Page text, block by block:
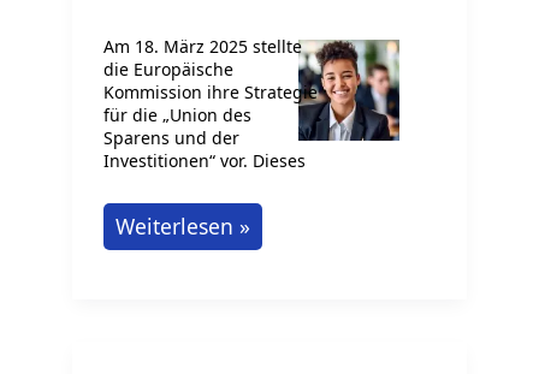
Am 18. März 2025 stellte
die Europäische
Kommission ihre Strategie
für die „Union des
Sparens und der
Investitionen“ vor. Dieses
Die
„Union
Weiterlesen »